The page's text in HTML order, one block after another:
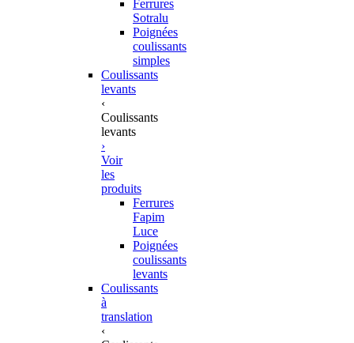
Ferrures
Sotralu
Poignées
coulissants
simples
Coulissants
levants
‹
Coulissants
levants
›
Voir
les
produits
Ferrures
Fapim
Luce
Poignées
coulissants
levants
Coulissants
à
translation
‹